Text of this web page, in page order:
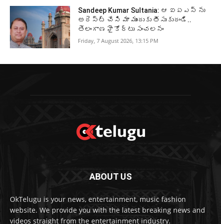
Sandeep Kumar Sultania: ఆ ఐఏఎస్ ను
అరెస్ట్ చేసి మా ముందుకు తీసుకురండి..
తెలంగాణ హైకోర్టు సంచలనం
Friday, 7 August 2026, 13:15 PM
ABOUT US
OkTelugu is your news, entertainment, music fashion
website. We provide you with the latest breaking news and
videos straight from the entertainment industry.